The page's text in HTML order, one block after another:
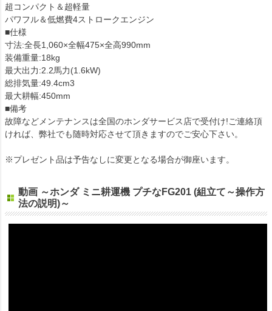
超コンパクト＆超軽量
パワフル＆低燃費4ストロークエンジン
■仕様
寸法:全長1,060×全幅475×全高990mm
装備重量:18kg
最大出力:2.2馬力(1.6kW)
総排気量:49.4cm3
最大耕幅:450mm
■備考
故障などメンテナンスは全国のホンダサービス店で受付け!ご連絡頂
ければ、弊社でも随時対応させて頂きますのでご安心下さい。
※プレゼント品は予告なしに変更となる場合が御座います。
動画 ～ホンダ ミニ耕運機 プチなFG201 (組立て～操作方
法の説明)～